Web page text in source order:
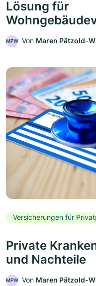
Lösung für
MPW Von Maren Pätzold-
Versicherungen für
Private
und Nachteile
MPW Von Maren Pätzold-